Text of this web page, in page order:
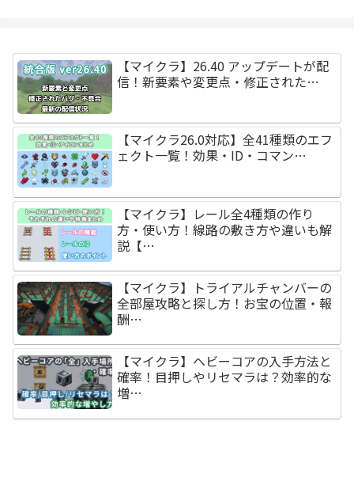
【マイクラ】26.40 アップデートが配
信！新要素や変更点・修正された…
【マイクラ26.0対応】全41種類のエフ
ェクト一覧！効果・ID・コマン…
【マイクラ】レール全4種類の作り
方・使い方！線路の敷き方や違いも解
説【…
【マイクラ】トライアルチャンバーの
全部屋攻略と探し方！お宝の位置・報
酬…
【マイクラ】ヘビーコアの入手方法と
確率！目押しやリセマラは？効率的な
増…